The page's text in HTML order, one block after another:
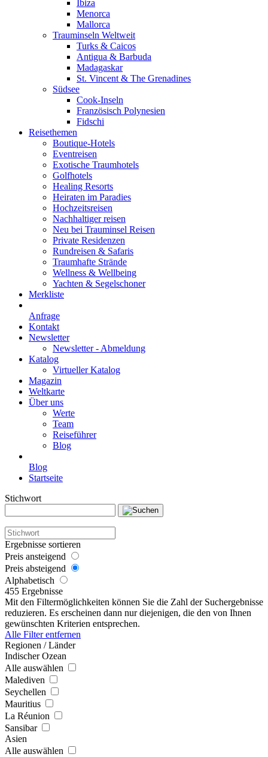
Ibiza
Menorca
Mallorca
Trauminseln Weltweit
Turks & Caicos
Antigua & Barbuda
Madagaskar
St. Vincent & The Grenadines
Südsee
Cook-Inseln
Französisch Polynesien
Fidschi
Reisethemen
Boutique-Hotels
Eventreisen
Exotische Traumhotels
Golfhotels
Healing Resorts
Heiraten im Paradies
Hochzeitsreisen
Nachhaltiger reisen
Neu bei Trauminsel Reisen
Private Residenzen
Rundreisen & Safaris
Traumhafte Strände
Wellness & Wellbeing
Yachten & Segelschoner
Merkliste
Anfrage
Kontakt
Newsletter
Newsletter - Abmeldung
Katalog
Virtueller Katalog
Magazin
Weltkarte
Über uns
Werte
Team
Reiseführer
Blog
Blog
Startseite
Stichwort
Ergebnisse sortieren
Preis ansteigend
Preis absteigend
Alphabetisch
455 Ergebnisse
Mit den Filtermöglichkeiten können Sie die Zahl der Suchergebnisse
reduzieren. Es erscheinen dann nur diejenigen, die den von Ihnen
gewünschten Kriterien entsprechen.
Alle Filter entfernen
Regionen / Länder
Indischer Ozean
Alle auswählen
Malediven
Seychellen
Mauritius
La Réunion
Sansibar
Asien
Alle auswählen